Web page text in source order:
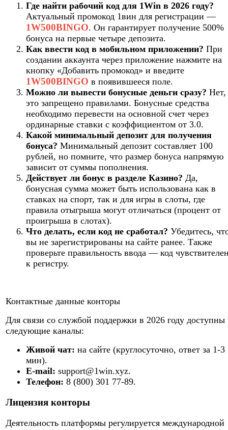
Где найти рабочий код для 1Win в 2026 году?
Актуальный промокод 1вин для регистрации —
1W500BINGO. Он гарантирует получение 500%
бонуса на первые четыре депозита.
Как ввести код в мобильном приложении? При
создании аккаунта через приложение нажмите на
кнопку «Добавить промокод» и введите
1W500BINGO в появившееся поле.
Можно ли вывести бонусные деньги сразу? Нет,
это запрещено правилами. Бонусные средства
необходимо перевести на основной счет через
ординарные ставки с коэффициентом от 3.0.
Какой минимальный депозит для получения
бонуса? Минимальный депозит составляет 100
рублей, но помните, что размер бонуса напрямую
зависит от суммы пополнения.
Действует ли бонус в разделе Казино? Да,
бонусная сумма может быть использована как в
ставках на спорт, так и для игры в слоты, где
правила отыгрыша могут отличаться (процент от
проигрыша в слотах).
Что делать, если код не сработал? Убедитесь,
вы не зарегистрированы на сайте ранее. Также
проверьте правильность ввода — код
к регистру.
Контактные данные конторы
Для связи со службой поддержки в 2026 году доступны
следующие каналы:
Живой чат: на сайте (круглосуточно, ответ за 1-3
мин).
E-mail: support@1win.xyz.
Телефон: 8 (800) 301 77-89.
Лицензия конторы
Деятельность платформы регулируется международной